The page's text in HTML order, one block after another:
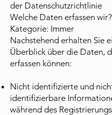
der Datenschutzrichtlinie
Welche Daten erfassen wir?
Kategorie: Immer
Nachstehend erhalten Sie
Überblick über die Daten,
erfassen können:
Nicht identifizierte und
identifizierbare
während des